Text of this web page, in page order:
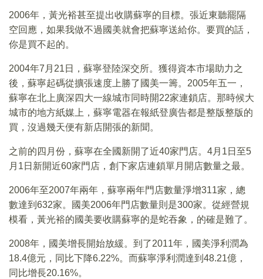
2006年，黃光裕甚至提出收購蘇寧的目標。張近東聽罷隔
空回應，如果我做不過國美就會把蘇寧送給你。要買的話，
你是買不起的。
2004年7月21日，蘇寧登陸深交所。獲得資本市場助力之
後，蘇寧起碼從擴張速度上勝了國美一籌。2005年五一，
蘇寧在北上廣深四大一線城市同時開22家連鎖店。那時候大
城市的地方紙媒上，蘇寧電器在報紙登廣告都是整版整版的
買，沒過幾天便有新店開張的新聞。
之前的四月份，蘇寧在全國新開了近40家門店。4月1日至5
月1日新開近60家門店，創下家店連鎖單月開店數量之最。
2006年至2007年兩年，蘇寧兩年門店數量淨增311家，總
數達到632家。國美2006年門店數量則是300家。從經營規
模看，黃光裕的國美要收購蘇寧的是蛇吞象，的確是難了。
2008年，國美增長開始放緩。到了2011年，國美淨利潤為
18.4億元，同比下降6.22%。而蘇寧淨利潤達到48.21億，
同比增長20.16%。